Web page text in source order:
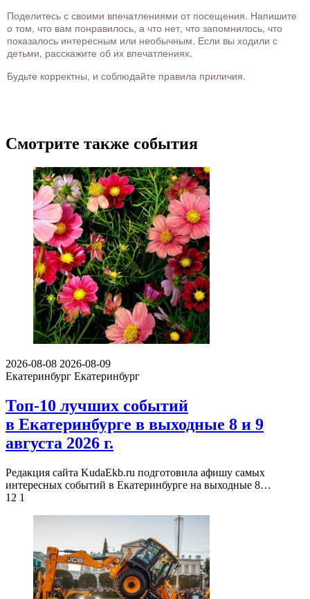
Поделитесь с своими впечатлениями от посещения. Напишите
о том, что вам понравилось, а что нет, что запомнилось, что
показалось интересным или необычным. Если вы ходили с
детьми, расскажите об их впечатлениях.
Будьте корректны, и соблюдайте правила приличия.
Смотрите также события
2026-08-08 2026-08-09
Екатеринбург Екатеринбург
Топ-10 лучших событий
в Екатеринбурге в выходные 8 и 9
августа 2026 г.
Редакция сайта KudaEkb.ru подготовила афишу самых
интересных событий в Екатеринбурге на выходные 8…
12 1